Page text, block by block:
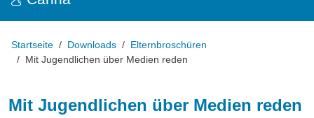
Startseite Downloads
Elternbroschüren
Mit Jugendlichen über Medien reden
Mit Jugendlichen über Medien reden